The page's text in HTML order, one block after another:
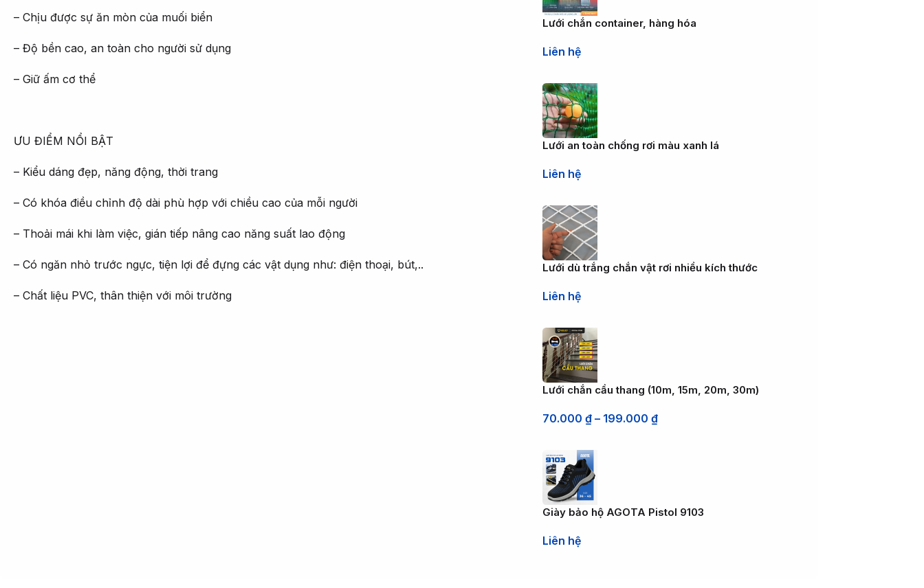
– Chịu được sự ăn mòn của muối biển
– Độ bền cao, an toàn cho người sử dụng
– Giữ ấm cơ thể
ƯU ĐIỂM NỔI BẬT
– Kiểu dáng đẹp, năng động, thời trang
– Có khóa điều chỉnh độ dài phù hợp với chiều cao của mỗi người
– Thoải mái khi làm việc, gián tiếp nâng cao năng suất lao động
– Có ngăn nhỏ trước ngực, tiện lợi để đựng các vật dụng như: điện thoại, bút,..
– Chất liệu PVC, thân thiện với môi trường
Lưới chắn container, hàng hóa
Liên hệ
Lưới an toàn chống rơi màu xanh lá
Liên hệ
Lưới dù trắng chắn vật rơi nhiều kích thước
Liên hệ
Lưới chắn cầu thang (10m, 15m, 20m, 30m)
70.000₫ – 199.000₫
Giày bảo hộ AGOTA Pistol 9103
Liên hệ